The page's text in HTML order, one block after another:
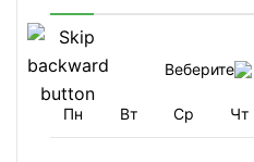
Веберите
Пн Вт Ср Чт